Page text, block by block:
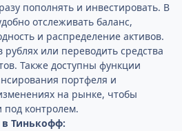
пополнять и инвестировать. В
отслеживать баланс,
и распределение активов.
или переводить средства
Также доступны функции
портфеля и
на рынке, чтобы
под контролем.
Тинькофф: